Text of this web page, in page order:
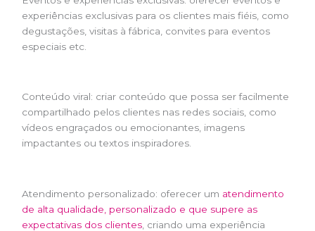
experiências exclusivas para os clientes mais fiéis, como
degustações, visitas à fábrica, convites para eventos
especiais etc.
Conteúdo viral: criar conteúdo que possa ser facilmente
compartilhado pelos clientes nas redes sociais, como
vídeos engraçados ou emocionantes, imagens
impactantes ou textos inspiradores.
Atendimento personalizado: oferecer um atendimento
de alta qualidade, personalizado e que supere as
expectativas dos clientes , criando uma experiência